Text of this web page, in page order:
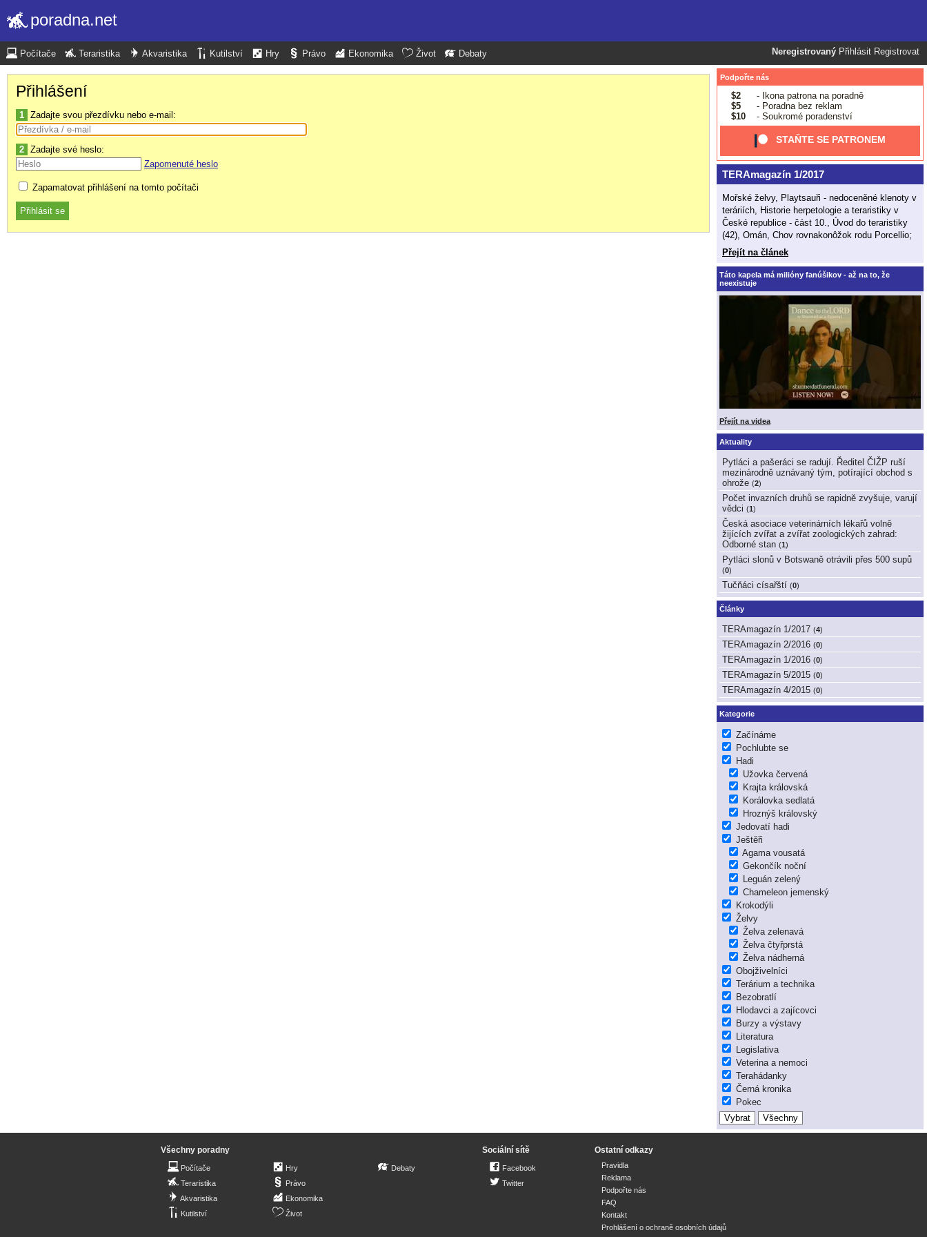
poradna.net
Neregistrovaný Přihlásit Registrovat
Počítače Teraristika Akvaristika Kutilství Hry Právo Ekonomika Život Debaty
Přihlášení
1 Zadajte svou přezdívku nebo e-mail:
2 Zadajte své heslo:
Zapomenuté heslo
Zapamatovat přihlášení na tomto počítači
Podpořte nás
$2
- Ikona patrona na poradně
$5
- Poradna bez reklam
$10
- Soukromé poradenství
STAŇTE SE PATRONEM
TERAmagazín 1/2017
Mořské želvy, Playtsauři - nedoceněné klenoty v
teráriích, Historie herpetologie a teraristiky v
České republice - část 10., Úvod do teraristiky
(42), Omán, Chov rovnakonôžok rodu Porcellio;
Přejít na článek
Táto kapela má milióny fanúšikov - až na to, že
neexistuje
Přejít na videa
Aktuality
Pytláci a pašeráci se radují. Ředitel ČIŽP ruší
mezinárodně uznávaný tým, potírající obchod s
ohrože (2)
Počet invazních druhů se rapidně zvyšuje, varují
vědci (1)
Česká asociace veterinárních lékařů volně
žijících zvířat a zvířat zoologických zahrad:
Odborné stan (1)
Pytláci slonů v Botswaně otrávili přes 500 supů
(0)
Tučňáci císařští (0)
Články
TERAmagazín 1/2017 (4)
TERAmagazín 2/2016 (0)
TERAmagazín 1/2016 (0)
TERAmagazín 5/2015 (0)
TERAmagazín 4/2015 (0)
Kategorie
Začínáme
Pochlubte se
Hadi
Užovka červená
Krajta královská
Korálovka sedlatá
Hroznýš královský
Jedovatí hadi
Ještěři
Agama vousatá
Gekončík noční
Leguán zelený
Chameleon jemenský
Krokodýli
Želvy
Želva zelenavá
Želva čtyřprstá
Želva nádherná
Obojživelníci
Terárium a technika
Bezobratlí
Hlodavci a zajícovci
Burzy a výstavy
Literatura
Legislativa
Veterina a nemoci
Terahádanky
Černá kronika
Pokec
Všechny poradny
Počítače
Teraristika
Akvaristika
Kutilství
Hry
Právo
Ekonomika
Život
Debaty
Sociální sítě
Facebook
Twitter
Ostatní odkazy
Pravidla
Reklama
Podpořte nás
FAQ
Kontakt
Prohlášení o ochraně osobních údajů